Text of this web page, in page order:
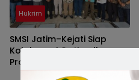
Hukrim
SMSI Jatim–Kejati Siap
Kolaborasi Optimalkan
Program Jaksa Jaga Desa